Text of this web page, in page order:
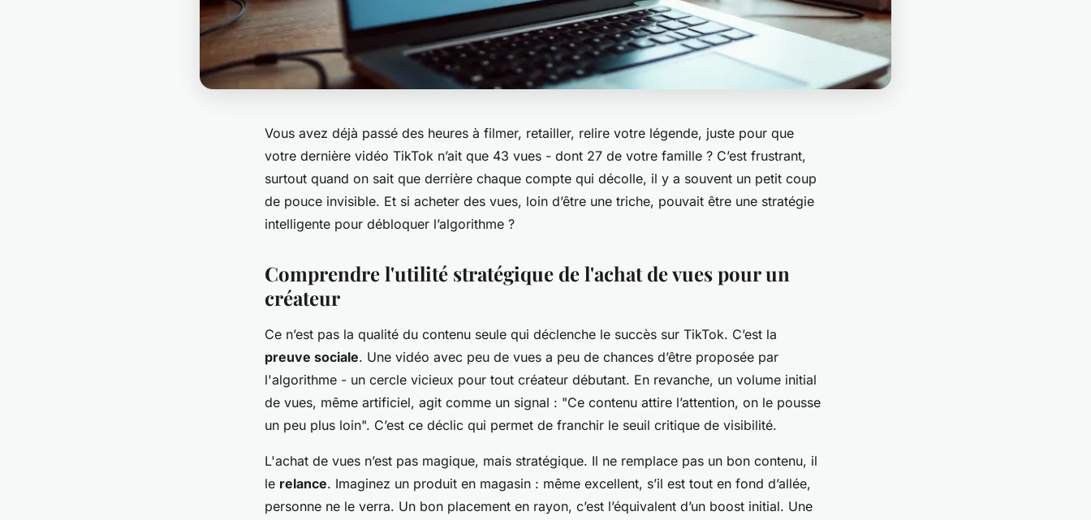
Vous avez déjà passé des heures à filmer, retailler, relire votre légende, juste pour que
votre dernière vidéo TikTok n’ait que 43 vues - dont 27 de votre famille ? C’est frustrant,
surtout quand on sait que derrière chaque compte qui décolle, il y a souvent un petit coup
de pouce invisible. Et si acheter des vues, loin d’être une triche, pouvait être une stratégie
intelligente pour débloquer l’algorithme ?
Comprendre l'utilité stratégique de l'achat de vues pour un
créateur
Ce n’est pas la qualité du contenu seule qui déclenche le succès sur TikTok. C’est la
preuve sociale. Une vidéo avec peu de vues a peu de chances d’être proposée par
l'algorithme - un cercle vicieux pour tout créateur débutant. En revanche, un volume initial
de vues, même artificiel, agit comme un signal : "Ce contenu attire l’attention, on le pousse
un peu plus loin". C’est ce déclic qui permet de franchir le seuil critique de visibilité.
L'achat de vues n’est pas magique, mais stratégique. Il ne remplace pas un bon contenu, il
le relance. Imaginez un produit en magasin : même excellent, s’il est tout en fond d’allée,
personne ne le verra. Un bon placement en rayon, c’est l’équivalent d’un boost initial. Une